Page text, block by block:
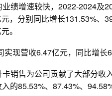
绩增速较快，2022-2024及
，分别同比增长131.53%、
。
现营收6.47亿元，同比增长
销售为公司贡献了大部分
的85.53%、87.43%、